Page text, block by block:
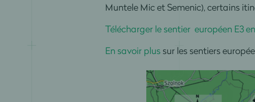
Muntele Mic et Semenic), certains
Télécharger le sentier européen E3
En savoir plussur les sentiers